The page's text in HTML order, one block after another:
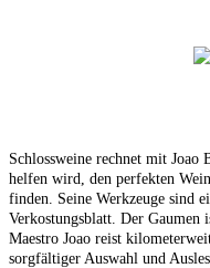
Schlossweine rechnet mit Joao
helfen wird, den perfekten
finden. Seine Werkzeuge sind
Verkostungsblatt. Der Gaumen
Maestro Joao reist
sorgfältiger Auswahl und